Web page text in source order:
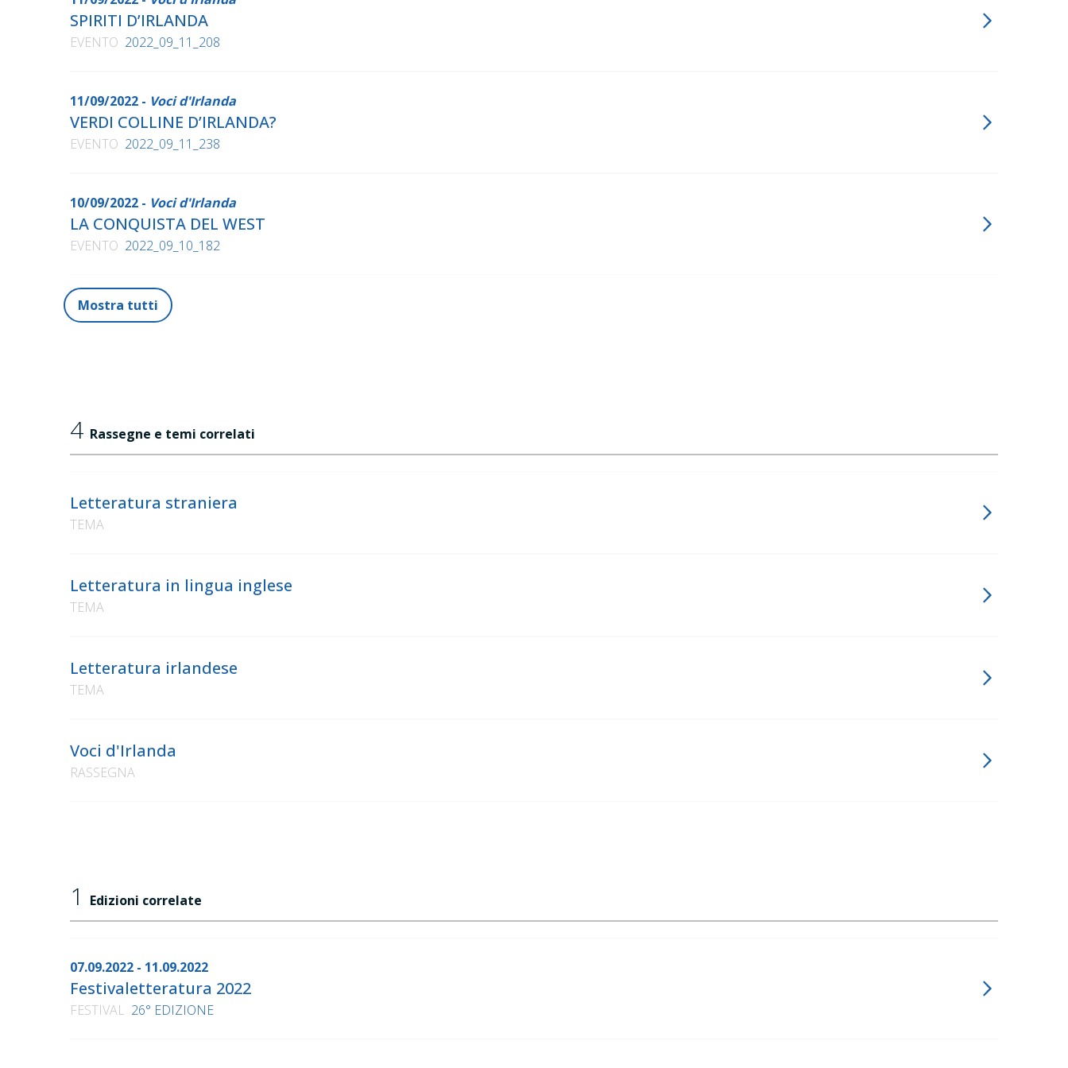
SPIRITI D’IRLANDA
EVENTO 2022_09_11_208
11/09/2022 - Voci d'Irlanda
VERDI COLLINE D’IRLANDA?
EVENTO 2022_09_11_238
10/09/2022 - Voci d'Irlanda
LA CONQUISTA DEL WEST
EVENTO 2022_09_10_182
Mostra tutti
4 Rassegne e temi correlati
Letteratura straniera
TEMA
Letteratura in lingua inglese
TEMA
Letteratura irlandese
TEMA
Voci d'Irlanda
RASSEGNA
1 Edizioni correlate
07.09.2022 - 11.09.2022
Festivaletteratura 2022
FESTIVAL 26° EDIZIONE